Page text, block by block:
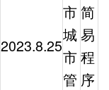
2023.8.25
市
城
市
管
简
易
程
序